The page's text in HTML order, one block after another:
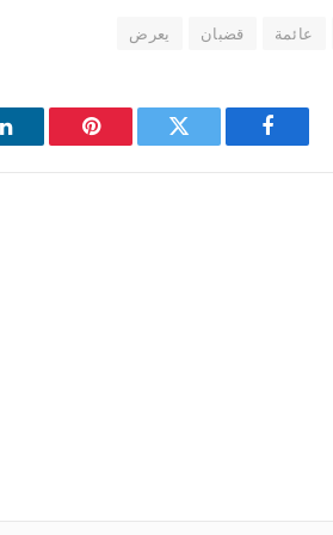
عائمة قضبان يعرض
فيسبوك
تويتر بينتيريست